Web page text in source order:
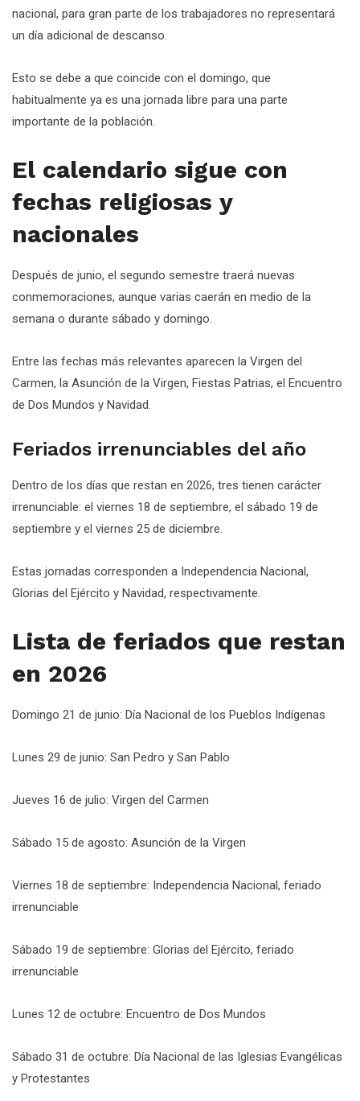
nacional, para gran parte de los trabajadores no representará
un día adicional de descanso.
Esto se debe a que coincide con el domingo, que
habitualmente ya es una jornada libre para una parte
importante de la población.
El calendario sigue con
fechas religiosas y
nacionales
Después de junio, el segundo semestre traerá nuevas
conmemoraciones, aunque varias caerán en medio de la
semana o durante sábado y domingo.
Entre las fechas más relevantes aparecen la Virgen del
Carmen, la Asunción de la Virgen, Fiestas Patrias, el Encuentro
de Dos Mundos y Navidad.
Feriados irrenunciables del año
Dentro de los días que restan en 2026, tres tienen carácter
irrenunciable: el viernes 18 de septiembre, el sábado 19 de
septiembre y el viernes 25 de diciembre.
Estas jornadas corresponden a Independencia Nacional,
Glorias del Ejército y Navidad, respectivamente.
Lista de feriados que restan
en 2026
Domingo 21 de junio: Día Nacional de los Pueblos Indígenas
Lunes 29 de junio: San Pedro y San Pablo
Jueves 16 de julio: Virgen del Carmen
Sábado 15 de agosto: Asunción de la Virgen
Viernes 18 de septiembre: Independencia Nacional, feriado
irrenunciable
Sábado 19 de septiembre: Glorias del Ejército, feriado
irrenunciable
Lunes 12 de octubre: Encuentro de Dos Mundos
Sábado 31 de octubre: Día Nacional de las Iglesias Evangélicas
y Protestantes